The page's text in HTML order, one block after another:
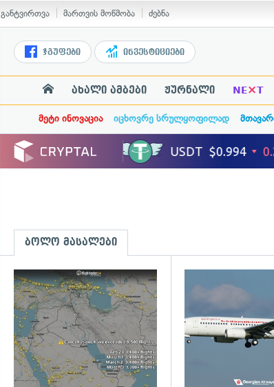
განტვირთვა მართვის მოწმობა ძებნა
ჯგუფები ინვესტიციები
ახალი ამბები ჟურნალი NE×T
მეტი ინოვაცია იცხოვრე სრულყოფილად
ბოლო მასალები
გადახედვა